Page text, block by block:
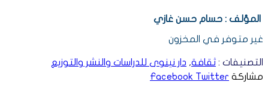
المؤلف : حسام حسن غازي
غير متوفر في المخزون
التصنيفات : ثقافة, دار نينوى للدراسات والنشر والتوزيع
مشاركة
Facebook Twitter